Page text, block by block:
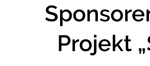
Projekt